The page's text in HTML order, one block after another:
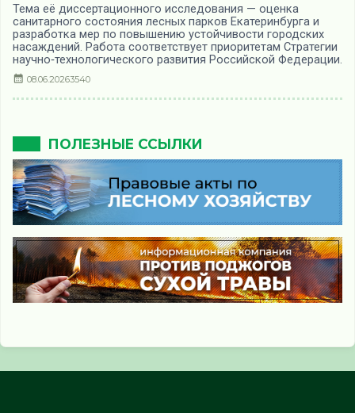
Тема её диссертационного исследования — оценка
санитарного состояния лесных парков Екатеринбурга и
разработка мер по повышению устойчивости городских
насаждений. Работа соответствует приоритетам Стратегии
научно‑технологического развития Российской Федерации.
08.06.20263540
ПОЛЕЗНЫЕ ССЫЛКИ